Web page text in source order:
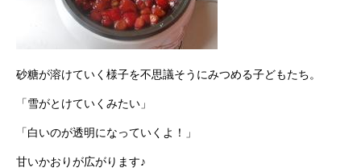
砂糖が溶けていく様子を不思議そうにみつめる子どもたち。
「雪がとけていくみたい」
「白いのが透明になっていくよ！」
甘いかおりが広がります♪